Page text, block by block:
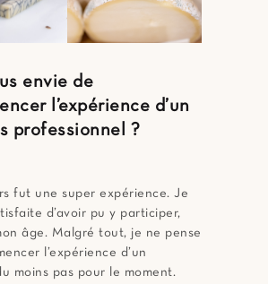
envie de
l’expérience d’un
professionnel ?
fut une super expérience. Je
d’avoir pu y participer,
âge. Malgré tout, je ne pense
l’expérience d’un
moins pas pour le moment.